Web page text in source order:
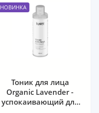
НОВИНКА
Тоник для лица
Organic Lavender -
успокаивающий для